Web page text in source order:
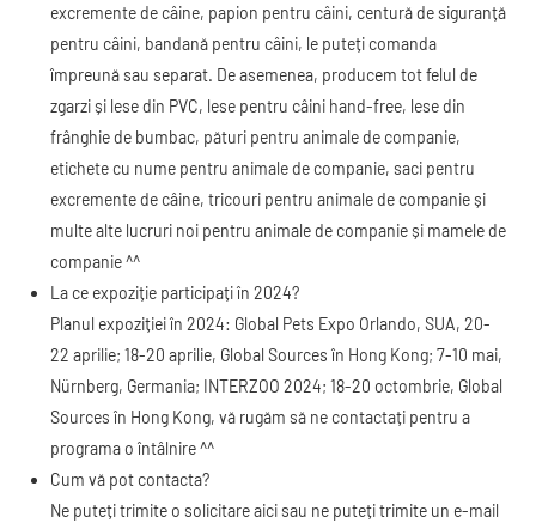
excremente de câine, papion pentru câini, centură de siguranță
pentru câini, bandană pentru câini, le puteți comanda
împreună sau separat. De asemenea, producem tot felul de
zgarzi și lese din PVC, lese pentru câini hand-free, lese din
frânghie de bumbac, pături pentru animale de companie,
etichete cu nume pentru animale de companie, saci pentru
excremente de câine, tricouri pentru animale de companie și
multe alte lucruri noi pentru animale de companie și mamele de
companie ^^
La ce expoziție participați în 2024?
Planul expoziției în 2024: Global Pets Expo Orlando, SUA, 20-
22 aprilie; 18-20 aprilie, Global Sources în Hong Kong; 7-10 mai,
Nürnberg, Germania; INTERZOO 2024; 18-20 octombrie, Global
Sources în Hong Kong, vă rugăm să ne contactați pentru a
programa o întâlnire ^^
Cum vă pot contacta?
Ne puteți trimite o solicitare aici sau ne puteți trimite un e-mail